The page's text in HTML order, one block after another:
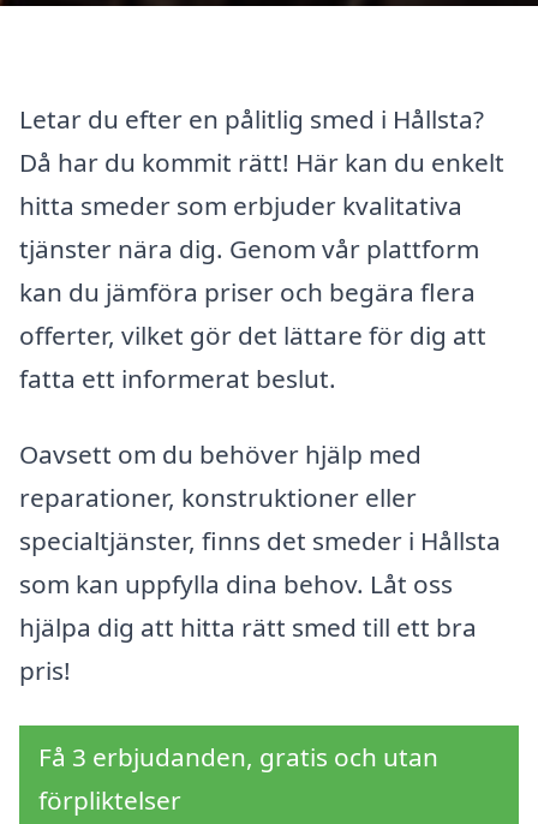
Letar du efter en pålitlig smed i Hållsta?
Då har du kommit rätt! Här kan du enkelt
hitta smeder som erbjuder kvalitativa
tjänster nära dig. Genom vår plattform
kan du jämföra priser och begära flera
offerter, vilket gör det lättare för dig att
fatta ett informerat beslut.
Oavsett om du behöver hjälp med
reparationer, konstruktioner eller
specialtjänster, finns det smeder i Hållsta
som kan uppfylla dina behov. Låt oss
hjälpa dig att hitta rätt smed till ett bra
pris!
Få 3 erbjudanden, gratis och utan
förpliktelser